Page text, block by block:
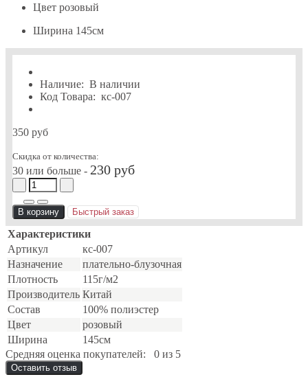
Цвет розовый
Ширина 145см
Наличие: В наличии
Код Товара: кс-007
350 руб
Скидка от количества:
30 или больше - 230 руб
В корзину Быстрый заказ
Характеристики
Артикул
кс-007
Назначение
плательно-блузочная
Плотность
115г/м2
Производитель Китай
Состав
100% полиэстер
Цвет
розовый
Ширина
145см
Средняя оценка покупателей:
0 из 5
Оставить отзыв